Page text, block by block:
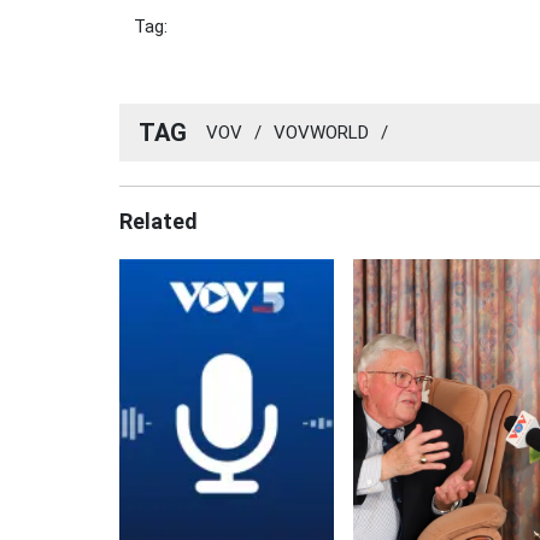
Tag:
TAG VOV / VOVWORLD /
Related